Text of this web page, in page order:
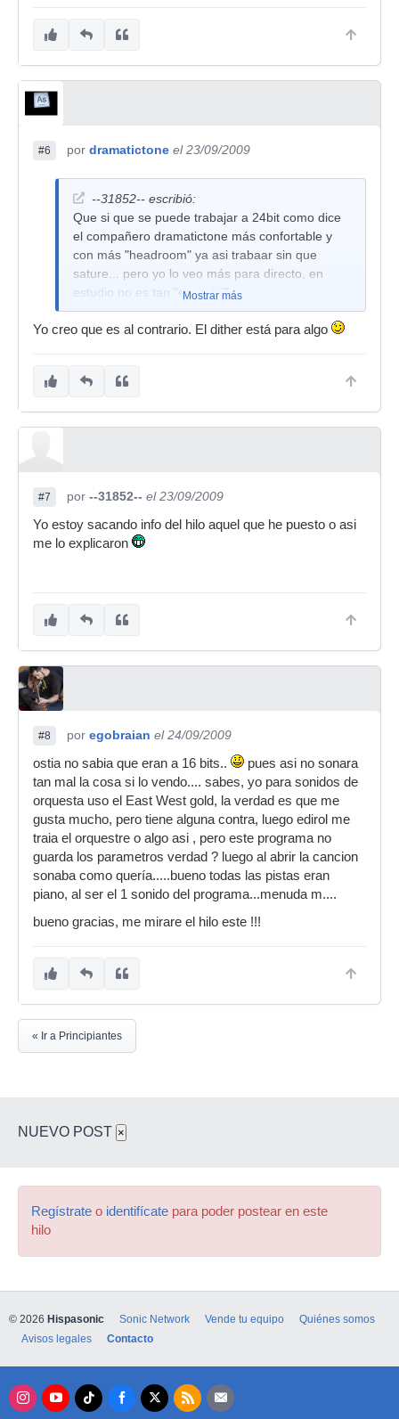
#6 por dramatictone el 23/09/2009
--31852-- escribió:
Que si que se puede trabajar a 24bit como dice
el compañero dramatictone más confortable y
con más "headroom" ya asi trabaar sin que
sature... pero yo lo veo más para directo, en
estudio no es tan "esencial"
Mostrar más
Yo creo que es al contrario. El dither está para algo
#7 por --31852-- el 23/09/2009
Yo estoy sacando info del hilo aquel que he puesto o asi
me lo explicaron
#8 por egobraian el 24/09/2009
ostia no sabia que eran a 16 bits..
pues asi no sonara
tan mal la cosa si lo vendo.... sabes, yo para sonidos de
orquesta uso el East West gold, la verdad es que me
gusta mucho, pero tiene alguna contra, luego edirol me
traia el orquestre o algo asi , pero este programa no
guarda los parametros verdad ? luego al abrir la cancion
sonaba como quería.....bueno todas las pistas eran
piano, al ser el 1 sonido del programa...menuda m....
bueno gracias, me mirare el hilo este !!!
« Ir a Principiantes
NUEVO POST ×
Regístrate o identifícate para poder postear en este
hilo
© 2026 Hispasonic Sonic Network Vende tu equipo
Quiénes somos
Avisos legales
Contacto